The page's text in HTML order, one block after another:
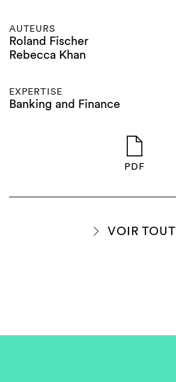
AUTEURS
Roland Fischer
Rebecca Khan
EXPERTISE
Banking and Finance
PDF
VOIR TOUT